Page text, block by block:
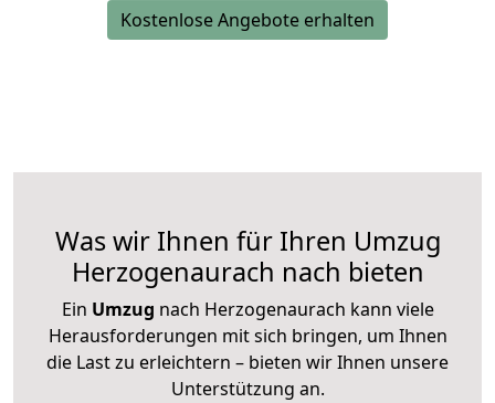
Kostenlose Angebote erhalten
Was wir Ihnen für Ihren Umzug
Herzogenaurach nach bieten
Ein Umzug nach Herzogenaurach kann viele
Herausforderungen mit sich bringen, um Ihnen
die Last zu erleichtern – bieten wir Ihnen unsere
Unterstützung an.